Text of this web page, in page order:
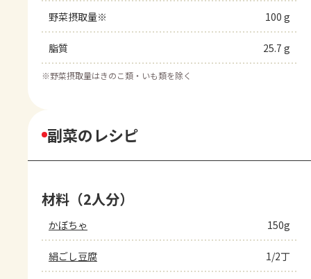
野菜摂取量※ 100 g
脂質 25.7 g
※野菜摂取量はきのこ類・いも類を除く
副菜のレシピ
材料（2人分）
かぼちゃ 150g
絹ごし豆腐 1/2丁